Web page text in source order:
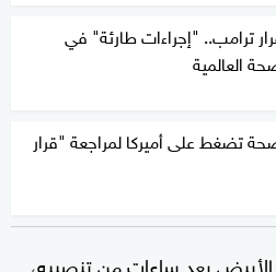
ترامب.. "إجراءات طارئة" في
العالمية
تضغط على أميركا لمراجعة "قرار
بعد ساعات من تنصيبه،